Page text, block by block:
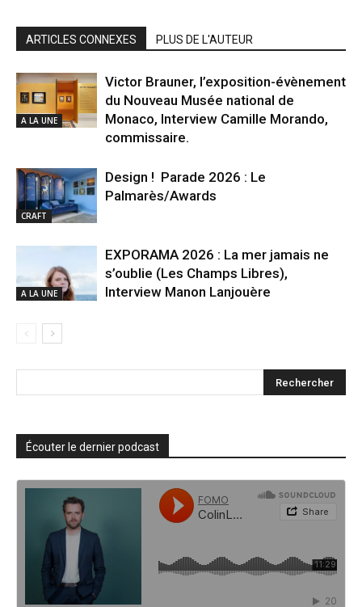
ARTICLES CONNEXES PLUS DE L'AUTEUR
A LA UNE
Victor Brauner, l’exposition-évènement
du Nouveau Musée national de
Monaco, Interview Camille Morando,
commissaire.
CRAFT
Design ! Parade 2026 : Le
Palmarès/Awards
A LA UNE
EXPORAMA 2026 : La mer jamais ne
s’oublie (Les Champs Libres),
Interview Manon Lanjouère
Écouter le dernier podcast